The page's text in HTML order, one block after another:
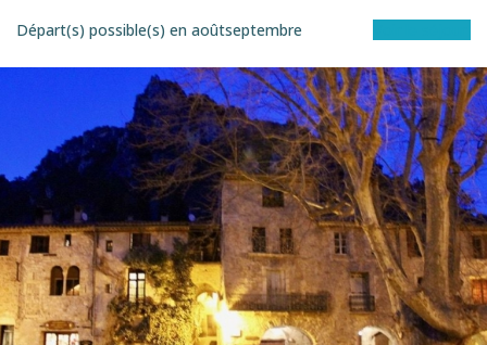
Départ(s) possible(s) en aoûtseptembre